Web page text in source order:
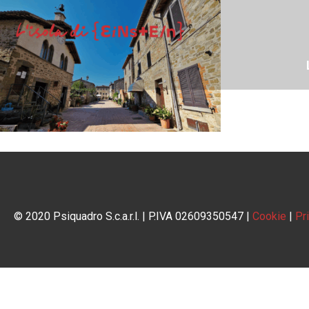
© 2020 Psiquadro S.c.a.r.l. | P.IVA 02609350547 | Cookie |